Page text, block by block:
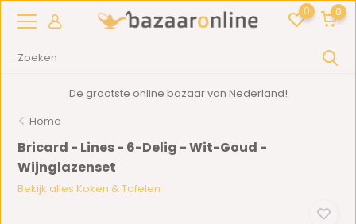
0 0
De grootste online bazaar van Nederland!
Home
Bricard - Lines - 6-Delig - Wit-Goud -
Wijnglazenset
Bekijk alles Koken & Tafelen